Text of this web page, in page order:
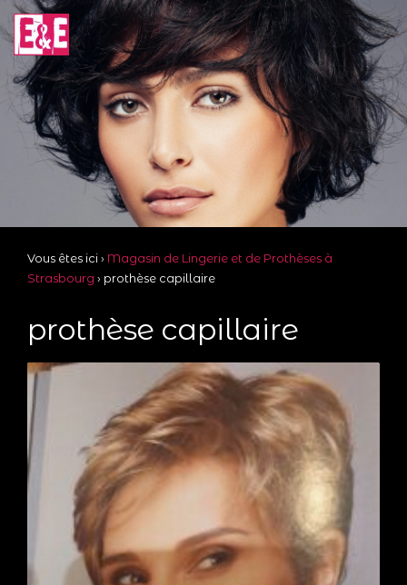
Vous êtes ici › Magasin de Lingerie et de Prothèses à
Strasbourg › prothèse capillaire
prothèse capillaire